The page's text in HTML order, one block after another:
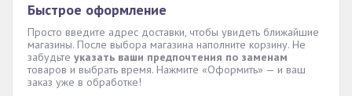
Быстрое оформление
Просто введите адрес доставки, чтобы увидеть ближайшие
магазины. После выбора магазина наполните корзину. Не
забудьте указать ваши предпочтения по заменам
товаров и выбрать время. Нажмите «Оформить» — и ваш
заказ уже в обработке!